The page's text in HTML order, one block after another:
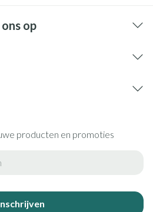
op
producten en promoties